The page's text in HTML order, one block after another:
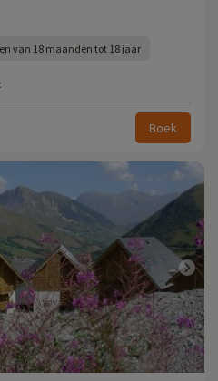
van 18 maanden tot 18 jaar
Boek